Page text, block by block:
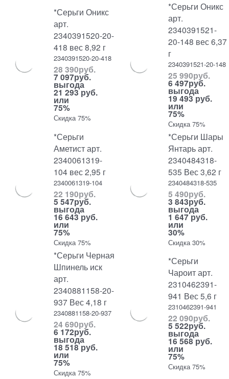
*Серьги Оникс
арт.
2340391520-20-
418 вес 8,92 г
2340391520-20-418
28 390руб.
7 097руб.
выгода
21 293 руб.
или
75%
Скидка 75%
*Серьги Оникс
арт.
2340391521-
20-148 вес 6,37
г
2340391521-20-148
25 990руб.
6 497руб.
выгода
19 493 руб.
или
75%
Скидка 75%
*Серьги
Аметист арт.
2340061319-
104 вес 2,95 г
2340061319-104
22 190руб.
5 547руб.
выгода
16 643 руб.
или
75%
Скидка 75%
*Серьги Шары
Янтарь арт.
2340484318-
535 Вес 3,62 г
2340484318-535
5 490руб.
3 843руб.
выгода
1 647 руб.
или
30%
Скидка 30%
*Серьги Черная
Шпинель иск
арт.
2340881158-20-
937 Вес 4,18 г
2340881158-20-937
24 690руб.
6 172руб.
выгода
18 518 руб.
или
75%
Скидка 75%
*Серьги
Чароит арт.
2310462391-
941 Вес 5,6 г
2310462391-941
22 090руб.
5 522руб.
выгода
16 568 руб.
или
75%
Скидка 75%